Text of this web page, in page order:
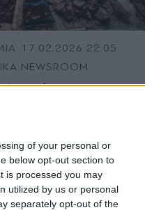
of your personal or
below opt-out section to
is processed you may
utilized by us or personal
separately opt-out of the
17.02.2026 22:05
NEWSROOM
οι τιμές σε
και Βαρβάκειο